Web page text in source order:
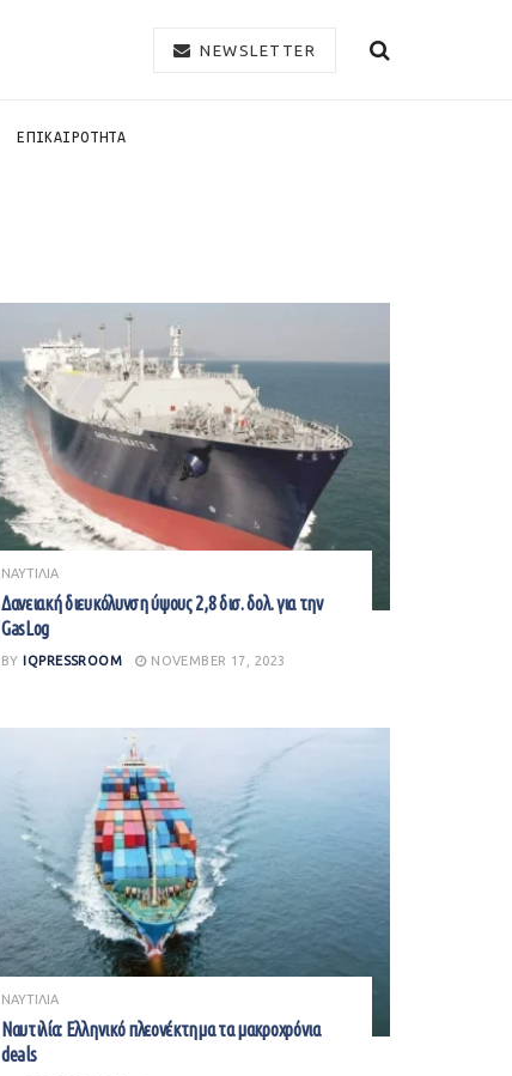
NEWSLETTER
ΕΠΙΚΑΙΡΟΤΗΤΑ
ΝΑΥΤΙΛΙΑ
Δανειακή διευκόλυνση ύψους 2,8 δισ. δολ. για την
GasLog
BY IQPRESSROOM NOVEMBER 17, 2023
ΝΑΥΤΙΛΙΑ
Ναυτιλία: Ελληνικό πλεονέκτημα τα μακροχρόνια
deals